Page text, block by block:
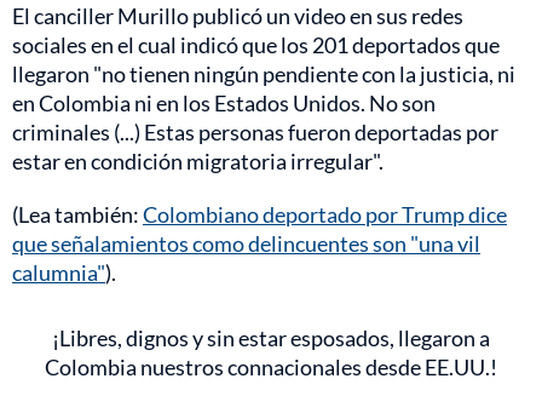
El canciller Murillo publicó un video en sus redes
sociales en el cual indicó que los 201 deportados que
llegaron "no tienen ningún pendiente con la justicia, ni
en Colombia ni en los Estados Unidos. No son
criminales (...) Estas personas fueron deportadas por
estar en condición migratoria irregular".
(Lea también:Colombiano deportado por Trump dice
que señalamientos como delincuentes son "una vil
calumnia").
¡Libres, dignos y sin estar esposados, llegaron a
Colombia nuestros connacionales desde EE.UU.!